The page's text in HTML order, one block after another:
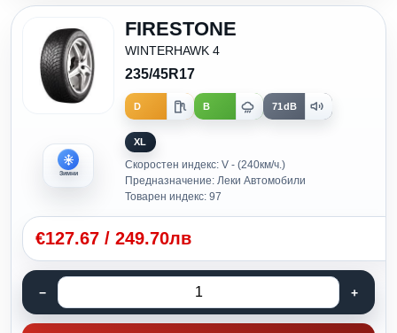
Зимни
FIRESTONE
WINTERHAWK 4
235/45R17
D B 71dB
XL
Скоростен индекс: V - (240км/ч.)
Предназначение: Леки Автомобили
Товарен индекс: 97
€127.67 / 249.70лв